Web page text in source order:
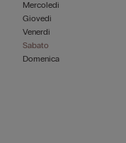
Mercoledì
Giovedì
Venerdì
Sabato
Domenica